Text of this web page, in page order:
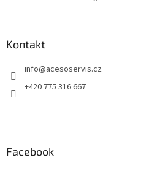
Kontakt
info@acesoservis.cz
+420 775 316 667
Facebook